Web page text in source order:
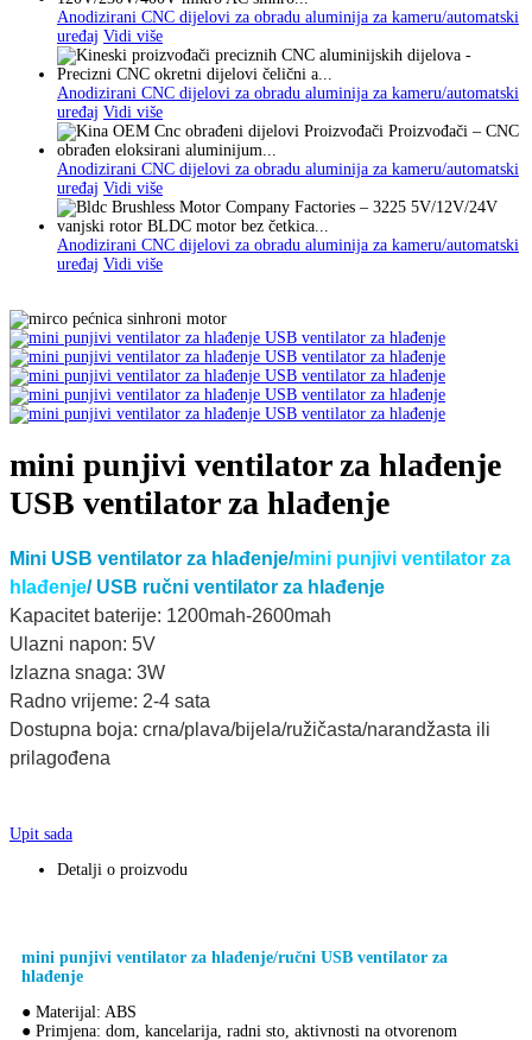
Anodizirani CNC dijelovi za obradu aluminija za kameru/automatski
uređaj Vidi više
Anodizirani CNC dijelovi za obradu aluminija za kameru/automatski
uređaj Vidi više
Anodizirani CNC dijelovi za obradu aluminija za kameru/automatski
uređaj Vidi više
Anodizirani CNC dijelovi za obradu aluminija za kameru/automatski
uređaj Vidi više
mini punjivi ventilator za hlađenje
USB ventilator za hlađenje
Mini USB ventilator za hlađenje/mini punjivi ventilator za
hlađenje/ USB ručni ventilator za hlađenje
Kapacitet baterije: 1200mah-2600mah
Ulazni napon: 5V
Izlazna snaga: 3W
Radno vrijeme: 2-4 sata
Dostupna boja: crna/plava/bijela/ružičasta/narandžasta ili
prilagođena
Upit sada
Detalji o proizvodu
mini punjivi ventilator za hlađenje/ručni USB ventilator za
hlađenje
● Materijal: ABS
● Primjena: dom, kancelarija, radni sto, aktivnosti na otvorenom